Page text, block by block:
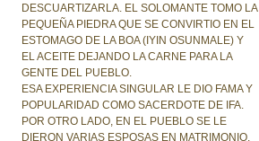
DESCUARTIZARLA. EL SOLOMANTE TOMO LA
PEQUEÑA PIEDRA QUE SE CONVIRTIO EN EL
ESTOMAGO DE LA BOA (IYIN OSUNMALE) Y
EL ACEITE DEJANDO LA CARNE PARA LA
GENTE DEL PUEBLO.
ESA EXPERIENCIA SINGULAR LE DIO FAMA Y
POPULARIDAD COMO SACERDOTE DE IFA.
POR OTRO LADO, EN EL PUEBLO SE LE
DIERON VARIAS ESPOSAS EN MATRIMONIO.